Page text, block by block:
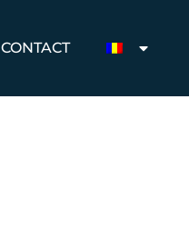
CONTACT